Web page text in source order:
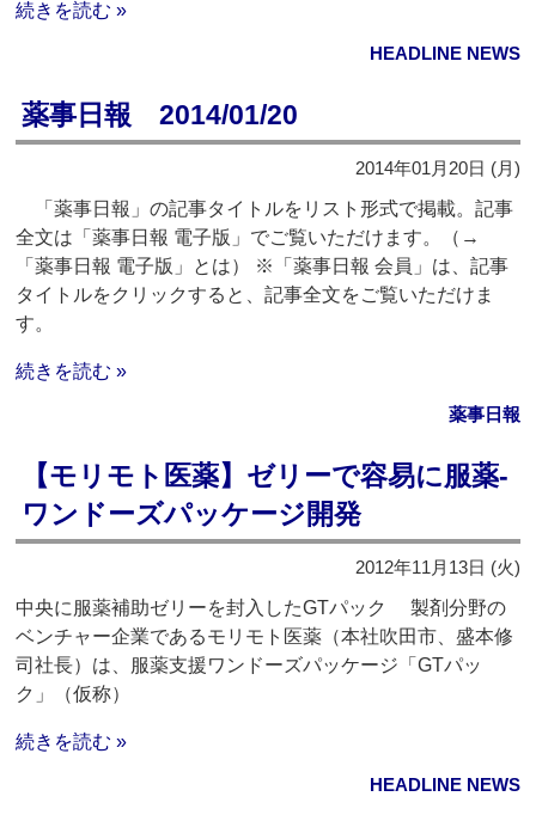
続きを読む »
HEADLINE NEWS
薬事日報 2014/01/20
2014年01月20日 (月)
「薬事日報」の記事タイトルをリスト形式で掲載。記事
全文は「薬事日報 電子版」でご覧いただけます。（→
「薬事日報 電子版」とは） ※「薬事日報 会員」は、記事
タイトルをクリックすると、記事全文をご覧いただけま
す。
続きを読む »
薬事日報
【モリモト医薬】ゼリーで容易に服薬‐
ワンドーズパッケージ開発
2012年11月13日 (火)
中央に服薬補助ゼリーを封入したGTパック 製剤分野の
ベンチャー企業であるモリモト医薬（本社吹田市、盛本修
司社長）は、服薬支援ワンドーズパッケージ「GTパッ
ク」（仮称）
続きを読む »
HEADLINE NEWS